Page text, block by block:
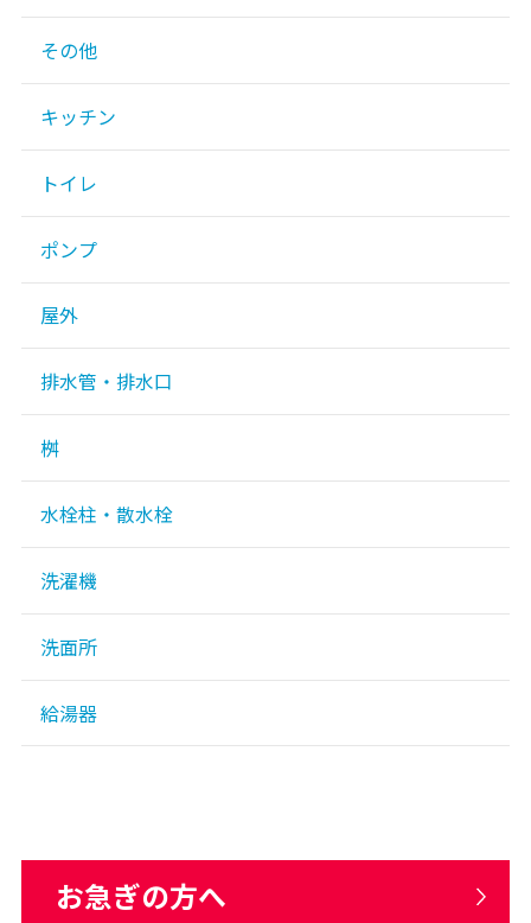
その他
キッチン
トイレ
ポンプ
屋外
排水管・排水口
桝
水栓柱・散水栓
洗濯機
洗面所
給湯器
お急ぎの方へ